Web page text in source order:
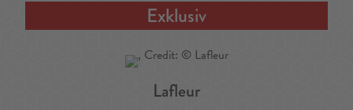
Exklusiv
Lafleur